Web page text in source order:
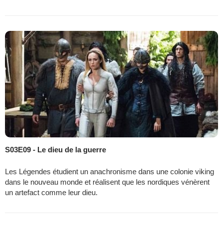
S03E09 - Le dieu de la guerre
Les Légendes étudient un anachronisme dans une colonie viking
dans le nouveau monde et réalisent que les nordiques vénèrent
un artefact comme leur dieu.